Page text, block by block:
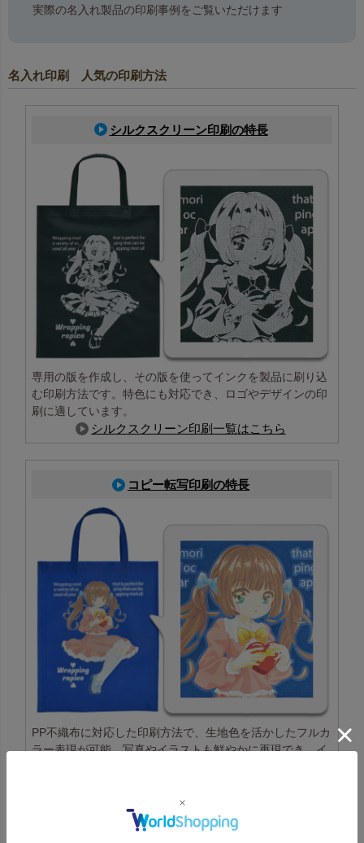
実際の名入れ製品の印刷事例をご覧いただけます
名入れ印刷 人気の印刷方法
シルクスクリーン印刷の特長
専用の版を作成し、その版を使ってインクを製品に刷り込
む印刷方法です。特色にも対応でき、ロゴやデザインの印
刷に適しています。
シルクスクリーン印刷一覧はこちら
コピー転写印刷の特長
PP不織布に対応した印刷方法で、生地色を活かしたフルカ
ラー表現が可能。写真やイラストも鮮やかに再現でき、イ